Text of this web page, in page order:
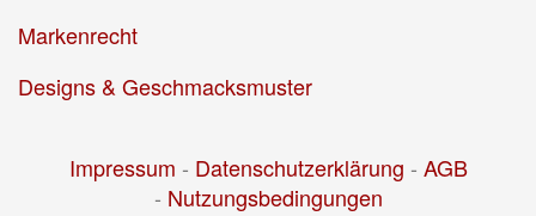
Markenrecht
Designs & Geschmacksmuster
Impressum - Datenschutzerklärung - AGB
- Nutzungsbedingungen